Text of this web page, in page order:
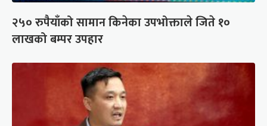
२५० रुपैयाँको सामान किनेका उपभोक्ताले जिते १०
लाखको बम्पर उपहार